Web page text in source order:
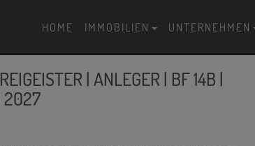
HOME IMMOBILIEN UNTERNEHMEN
| ANLEGER | BF 14B |
2027